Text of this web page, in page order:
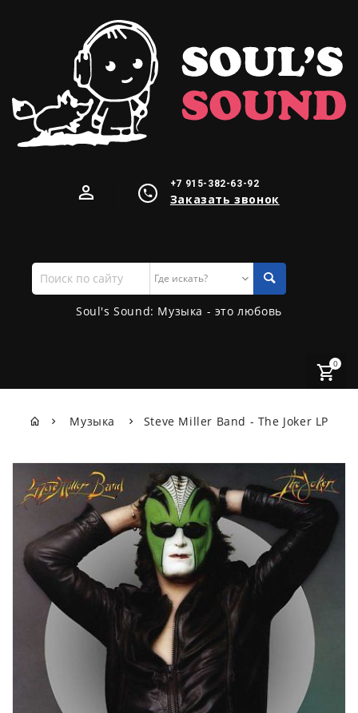
+7 915-382-63-92
Заказать звонок
Поиск
по
сайту
Soul's Sound: Музыка - это любовь
0
Музыка Steve Miller Band - The Joker LP